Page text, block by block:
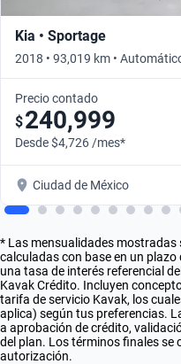
Kia • Sportage
2018 • 93,019 km •
Precio contado
$240,999
Desde $4,726 /mes*
Ciudad de México
* Las mensualidades
calculadas con base en un plazo
una tasa de interés referencial
Kavak Crédito. Incluyen
tarifa de servicio Kavak, los
aplica) según tus preferencias.
a aprobación de crédito,
del plan. Los términos finales
autorización.